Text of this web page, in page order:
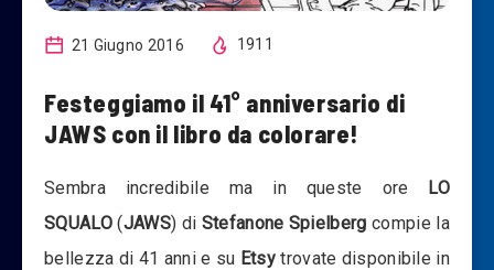
21 Giugno 2016 1911
Festeggiamo il 41° anniversario di
JAWS con il libro da colorare!
Sembra incredibile ma in queste ore LO
SQUALO(JAWS) di Stefanone Spielbergcompie la
bellezza di 41 anni e su Etsytrovate disponibile in